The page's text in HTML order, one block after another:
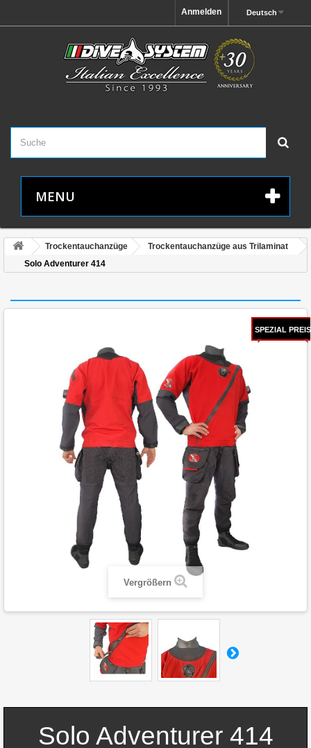
Deutsch
Anmelden
MENU
Trockentauchanzüge
Trockentauchanzüge aus Trilaminat
Solo Adventurer 414
SPEZIAL PREIS
Vergrößern
Solo Adventurer 414